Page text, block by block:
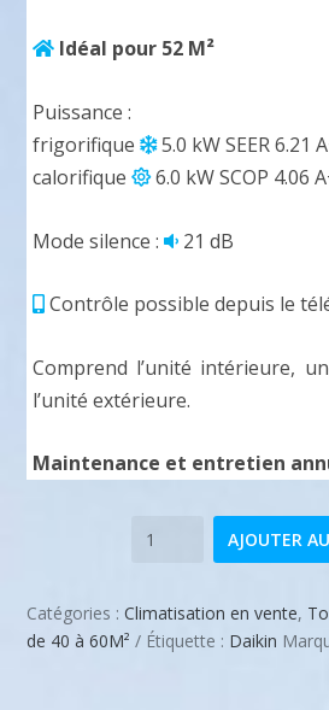
t
a
l
é
t
t
e
l
e
s
Idéal pour 52 M²
Puissance :
frigorifique
5.0 kW SEER 6.21
calorifique
6.0 kW SCOP 4.06
Mode silence : 21 dB
Contrôle possible depuis le
Comprend l’unité intérieure,
l’unité extérieure.
Maintenance et entretien
quantité
Pose
comprise
AJOUTER
Catégories :Climatisation en vente,
de 40 à 60M²
Étiquette : Daikin